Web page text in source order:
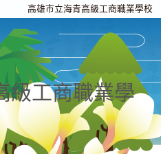
高雄市立海青高級工商職業學校
級工商職業學